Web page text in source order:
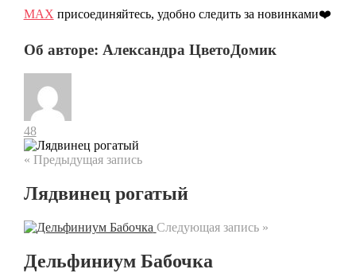
МАХ присоединяйтесь, удобно следить за новинками❤️
Об авторе: Александра ЦветоДомик
48
« Предыдущая запись
Лядвинец рогатый
Следующая запись »
Дельфиниум Бабочка